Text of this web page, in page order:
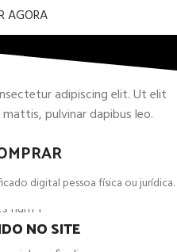
AGORA
adipiscing elit. Ut elit
pulvinar dapibus leo.
digital pessoa física ou jurídica.
NO SITE